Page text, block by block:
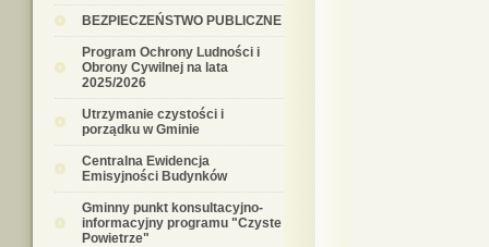
BEZPIECZEŃSTWO PUBLICZNE
Program Ochrony Ludności i
Obrony Cywilnej na lata
2025/2026
Utrzymanie czystości i
porządku w Gminie
Centralna Ewidencja
Emisyjności Budynków
Gminny punkt konsultacyjno-
informacyjny programu "Czyste
Powietrze"